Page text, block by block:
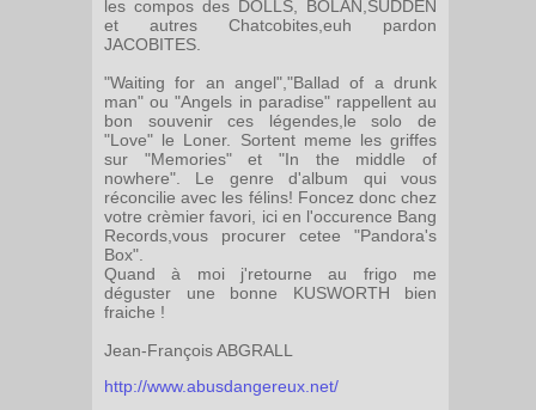
les compos des DOLLS, BOLAN,SUDDEN
et autres Chatcobites,euh pardon
JACOBITES.
"Waiting for an angel","Ballad of a drunk
man" ou "Angels in paradise" rappellent au
bon souvenir ces légendes,le solo de
"Love" le Loner. Sortent meme les griffes
sur "Memories" et "In the middle of
nowhere". Le genre d'album qui vous
réconcilie avec les félins! Foncez donc chez
votre crèmier favori, ici en l'occurence Bang
Records,vous procurer cetee "Pandora's
Box".
Quand à moi j'retourne au frigo me
déguster une bonne KUSWORTH bien
fraiche !
Jean-François ABGRALL
http://www.abusdangereux.net/